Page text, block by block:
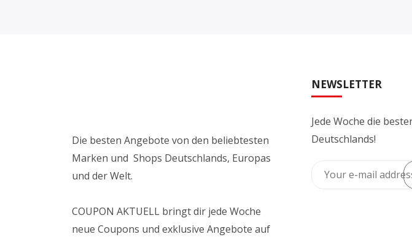
Die besten Angebote von den beliebtesten
Marken und Shops Deutschlands, Europas
und der Welt.
COUPON AKTUELL bringt dir jede Woche
neue Coupons und exklusive Angebote auf
NEWSLETTER
Jede Woche die
Deutschlands!